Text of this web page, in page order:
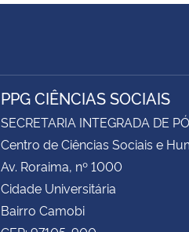
PPG CIÊNCIAS SOCIAIS
SECRETARIA INTEGRADA DE
Centro de Ciências Sociais e
Av. Roraima, nº 1000
Cidade Universitária
Bairro Camobi